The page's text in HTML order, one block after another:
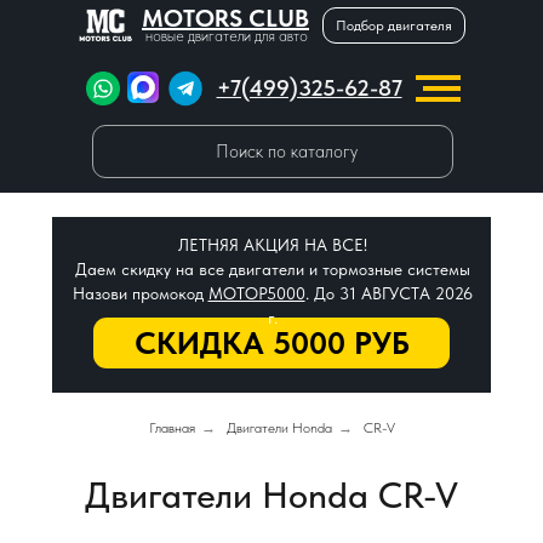
MOTORS CLUB
новые двигатели для авто
Подбор двигателя
+7(499)325-62-87
Поиск по каталогу
СКИДКА 5000 РУБ
ЛЕТНЯЯ АКЦИЯ НА ВСЕ!
Даем скидку на все двигатели и тормозные системы
Назови промокод МОТОР5000. До 31 АВГУСТА 2026
г.
Главная → Двигатели Honda → CR-V
Двигатели Honda CR-V